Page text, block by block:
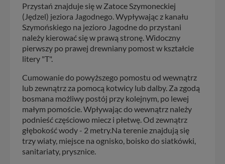
Przystań znajduje się w Zatoce Szymoneckiej
(Jędzel) jeziora Jagodnego. Wypływając z kanału
Szymońskiego na jezioro Jagodne do przystani
należy kierować się w prawą stronę. Widoczny
pierwszy po prawej drewniany pomost w kształcie
litery "T".
Cumowanie do powyższego pomostu od wewnątrz
lub zewnątrz za pomocą kotwicy lub dalby. Za zgodą
bosmana możliwy postój przy kolejnym, po lewej
małym pomoście. Wpływając do wewnątrz należy
podnieść częściowo miecz i płetwę. Od zewnątrz
głębokość wody - 2 metry.Na terenie znajdują się
trzy wiaty, miejsce na ognisko, boisko do siatkówki,
sanitariaty, prysznice.